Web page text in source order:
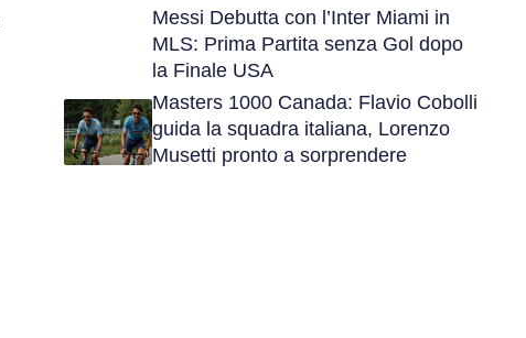
Messi Debutta con l’Inter Miami in
MLS: Prima Partita senza Gol dopo
la Finale USA
Masters 1000 Canada: Flavio Cobolli
guida la squadra italiana, Lorenzo
Musetti pronto a sorprendere